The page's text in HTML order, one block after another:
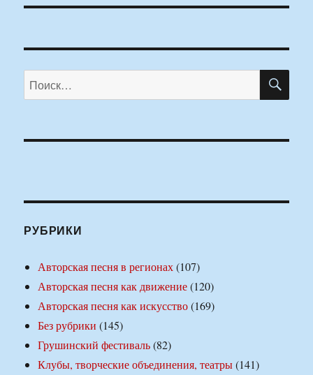
Искать:
РУБРИКИ
Авторская песня в регионах(107)
Авторская песня как движение(120)
Авторская песня как искусство(169)
Без рубрики (145)
Грушинский фестиваль(82)
Клубы, творческие объединения, театры(141)